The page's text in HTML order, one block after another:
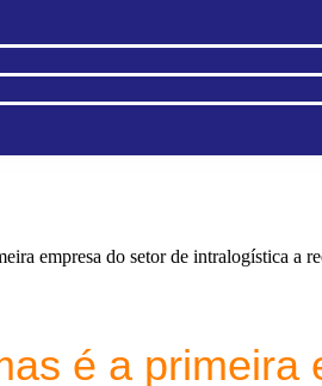
empresa do setor de intralogística a
é a